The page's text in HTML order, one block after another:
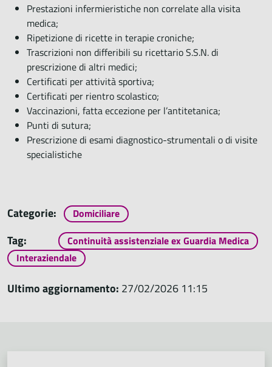
Prestazioni infermieristiche non correlate alla visita
medica;
Ripetizione di ricette in terapie croniche;
Trascrizioni non differibili su ricettario S.S.N. di
prescrizione di altri medici;
Certificati per attività sportiva;
Certificati per rientro scolastico;
Vaccinazioni, fatta eccezione per l’antitetanica;
Punti di sutura;
Prescrizione di esami diagnostico-strumentali o di visite
specialistiche
Categorie: Domiciliare
Tag:
Continuità assistenziale ex Guardia Medica
Interaziendale
Ultimo aggiornamento: 27/02/2026 11:15